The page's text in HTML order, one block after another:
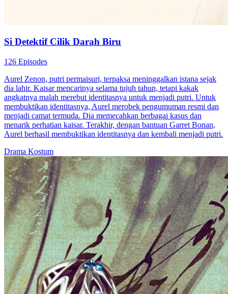
Si Detektif Cilik Darah Biru
126 Episodes
Aurel Zenon, putri permaisuri, terpaksa meninggalkan istana sejak
dia lahir. Kaisar mencarinya selama tujuh tahun, tetapi kakak
angkatnya malah merebut identitasnya untuk menjadi putri. Untuk
membuktikan identitasnya, Aurel merobek pengumuman resmi dan
menjadi camat termuda. Dia memecahkan berbagai kasus dan
menarik perhatian kaisar. Terakhir, dengan bantuan Garret Bonan,
Aurel berhasil membuktikan identitasnya dan kembali menjadi putri.
Drama Kostum